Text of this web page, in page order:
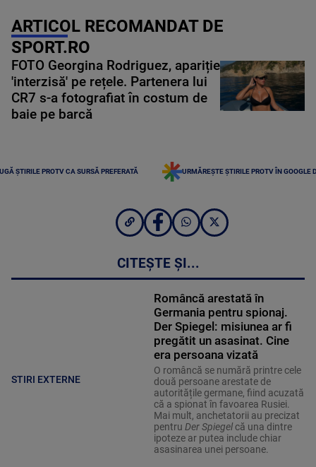
ARTICOL RECOMANDAT DE
SPORT.RO
FOTO Georgina Rodriguez, apariție
'interzisă' pe rețele. Partenera lui
CR7 s-a fotografiat în costum de
baie pe barcă
ȘTIRILE PROTV CA SURSĂ PREFERATĂ URMĂREȘTE ȘTIRILE PROTV ÎN GOOGLE
CITEȘTE ȘI...
STIRI EXTERNE
Româncă arestată în
Germania pentru spionaj.
Der Spiegel: misiunea ar fi
pregătit un asasinat. Cine
era persoana vizată
O româncă se numără printre cele
două persoane arestate de
autoritățile germane, fiind acuzată
că a spionat în favoarea Rusiei.
Mai mult, anchetatorii au precizat
pentru Der Spiegelcă una dintre
ipoteze ar putea include chiar
asasinarea unei persoane.